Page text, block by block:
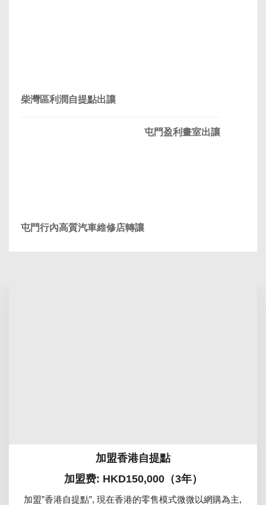
柴灣區利潤自提點出讓
屯門行內高質汽車維修店轉讓
屯門盈利畫室出讓
加盟香港自提點
加盟费: HKD150,000（3年）
加盟”香港自提點”, 現在香港的零售模式微微以網購為主,